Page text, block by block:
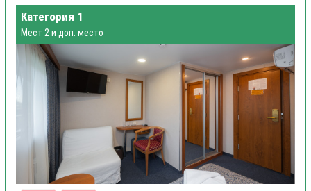
Категория 1
Мест 2 и доп. место